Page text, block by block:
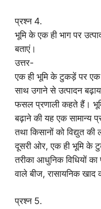
प्रश्न 4.
भूमि के एक ही भाग पर
बताएं।
उत्तर-
एक ही भूमि के टुकड़ें पर
साथ उगाने से उत्पादन
फसल प्रणाली कहते हैं।
बढ़ाने की यह एक सामान्य
तथा किसानों को विद्युत की
दूसरी ओर, एक ही भूमि के
तरीका आधुनिक विधियों
वाले बीज, रासायनिक खाद
प्रश्न 5.